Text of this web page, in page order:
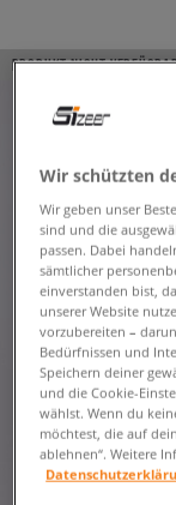
PRODUKT NICHT
Wir schützten
Wir geben unser
sind und die
passen. Dabei
sämtlicher
einverstanden bist,
unserer Website
vorzubereiten –
Bedürfnissen und
Speichern deiner
und die Cookie-
wählst. Wenn du
möchtest, die auf
ablehnen“. Weitere